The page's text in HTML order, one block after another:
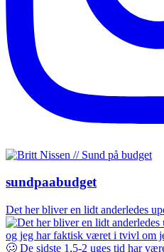
sundpaabudget
Det her bliver en lidt anderledes